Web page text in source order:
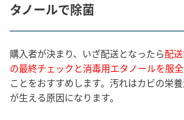
タノールで除菌
購入者が決まり、いざ配送となったら配
の最終チェックと消毒用エタノールを服
ことをおすすめします。汚れはカビの栄
が生える原因になります。